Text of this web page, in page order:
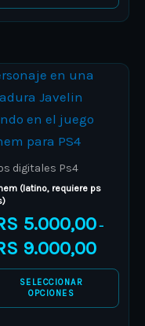
digitales Ps4
(latino, requiere ps
5.000,00 –
9.000,00
SELECCIONAR
OPCIONES